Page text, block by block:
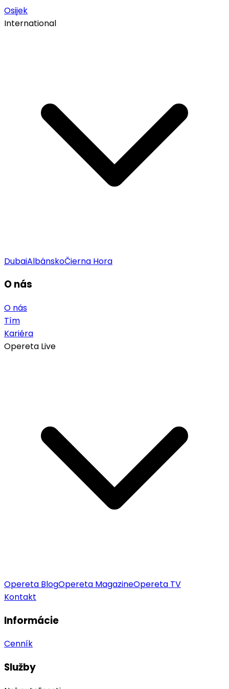
Osijek
International
DubaiAlbánskoČierna Hora
O nás
O nás
Tím
Kariéra
Opereta Live
Opereta BlogOpereta MagazineOpereta TV
Kontakt
Informácie
Cenník
Služby